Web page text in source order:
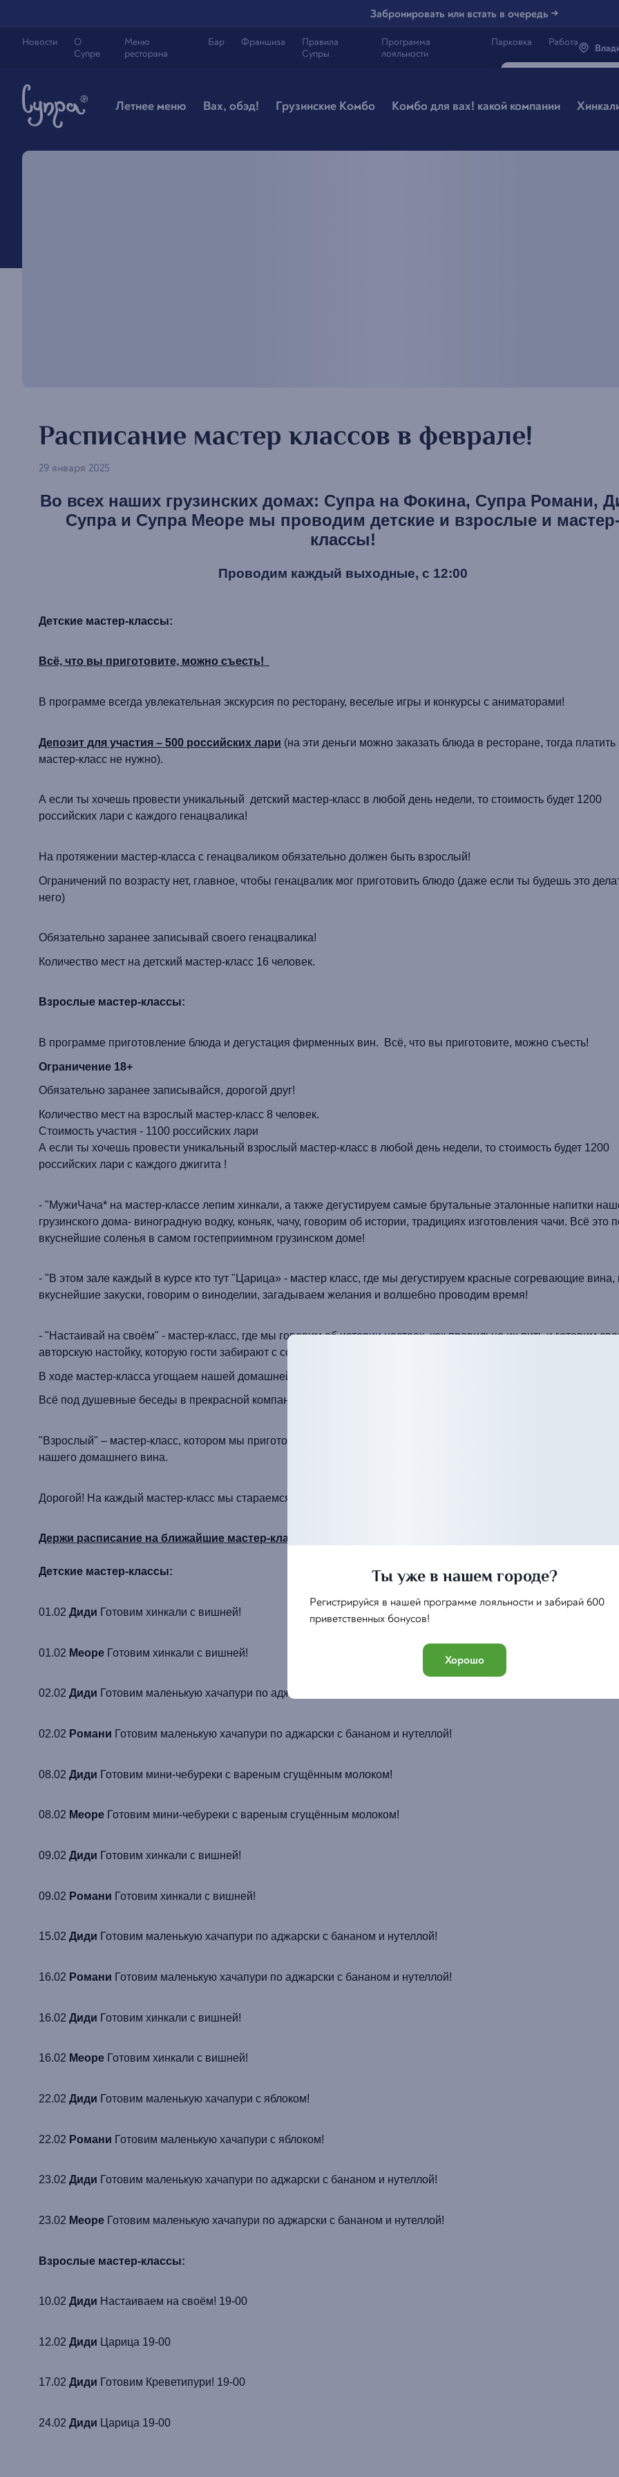
Забронировать или встать в очередь →
Новости
О
Супре
Меню
ресторана
Бар Франшиза
Правила
Супры
Программа
лояльности
Парковка Работа
Летнее меню Вах, обэд! Грузинские Комбо Комбо для вах! какой компании
Расписание мастер классов в феврале!
29 января 2025
Во всех наших грузинских домах: Супра на Фокина, Супра Романи,
Супра и Супра Меоре мы проводим детские и взрослые и мастер-
классы!
Проводим каждый выходные, с 12:00
Детские мастер-классы:
Всё, что вы приготовите, можно съесть!
В программе всегда увлекательная экскурсия по ресторану, веселые игры и конкурсы с аниматорами!
Депозит для участия – 500 российских лари (на эти деньги можно заказать блюда в ресторане, тогда платить
мастер-класс не нужно).
А если ты хочешь провести уникальный детский мастер-класс в любой день недели, то стоимость будет 1200
российских лари с каждого генацвалика!
На протяжении мастер-класса с генацваликом обязательно должен быть взрослый!
Ограничений по возрасту нет, главное, чтобы генацвалик мог приготовить блюдо (даже если ты будешь это
него)
Обязательно заранее записывай своего генацвалика!
Количество мест на детский мастер-класс 16 человек.
Взрослые мастер-классы:
В программе приготовление блюда и дегустация фирменных вин. Всё, что вы приготовите, можно съесть!
Ограничение 18+
Обязательно заранее записывайся, дорогой друг!
Количество мест на взрослый мастер-класс 8 человек.
Стоимость участия - 1100 российских лари
А если ты хочешь провести уникальный взрослый мастер-класс в любой день недели, то стоимость будет 1200
российских лари с каждого джигита !
- "МужиЧача* на мастер-классе лепим хинкали, а также дегустируем самые брутальные эталонные напитки
грузинского дома- виноградную водку, коньяк, чачу, говорим об истории, традициях изготовления чачи. Всё это
вкуснейшие соленья в самом гостеприимном грузинском доме!
- "В этом зале каждый в курсе кто тут "Царица» - мастер класс, где мы дегустируем красные согревающие вина,
вкуснейшие закуски, говорим о виноделии, загадываем желания и волшебно проводим время!
- "Настаивай на своём" - мастер-класс, где мы говорим об истории настоек, как правильно их пить и готовим
авторскую настойку, которую гости забирают с собой.
В ходе мастер-класса угощаем нашей домашней настойкой.
Всё под душевные беседы в прекрасной компании
"Взрослый" – мастер-класс, котором мы приготовим что-нибудь очень вкусное под бокал белого и бокал красного
нашего домашнего вина.
Дорогой! На каждый мастер-класс мы стараемся придумать что-то новое и интересное!
Держи расписание на ближайшие мастер-классы!
Детские мастер-классы:
01.02 Диди Готовим хинкали с вишней!
01.02 Меоре Готовим хинкали с вишней!
02.02 Диди Готовим маленькую хачапури по аджарски
02.02 Романи Готовим маленькую хачапури по аджарски с бананом и нутеллой!
08.02 Диди Готовим мини-чебуреки с вареным сгущённым молоком!
08.02 Меоре Готовим мини-чебуреки с вареным сгущённым молоком!
09.02 Диди Готовим хинкали с вишней!
09.02 Романи Готовим хинкали с вишней!
15.02 Диди Готовим маленькую хачапури по аджарски с бананом и нутеллой!
16.02 Романи Готовим маленькую хачапури по аджарски с бананом и нутеллой!
16.02 Диди Готовим хинкали с вишней!
16.02 Меоре Готовим хинкали с вишней!
22.02 Диди Готовим маленькую хачапури с яблоком!
22.02 Романи Готовим маленькую хачапури с яблоком!
23.02 Диди Готовим маленькую хачапури по аджарски с бананом и нутеллой!
23.02 Меоре Готовим маленькую хачапури по аджарски с бананом и нутеллой!
Взрослые мастер-классы:
10.02 Диди Настаиваем на своём! 19-00
12.02 Диди Царица 19-00
17.02 Диди Готовим Креветипури! 19-00
24.02 Диди Царица 19-00
Ты уже в нашем городе?
Регистрируйся в нашей программе лояльности и забирай 600
приветственных бонусов!
Хорошо